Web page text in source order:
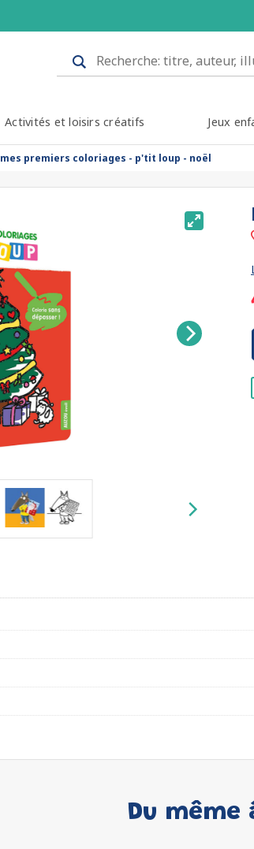
Activités et loisirs créatifs Jeux
mes premiers coloriages - p'tit loup - noël
Du même